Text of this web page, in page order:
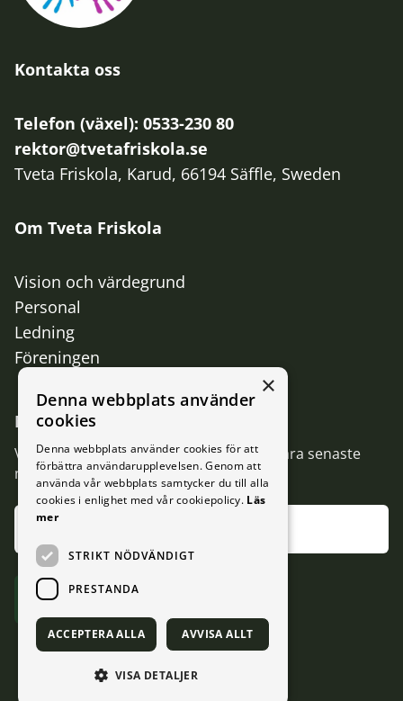
Kontakta oss
Telefon (växel): 0533-230 80
rektor@tvetafriskola.se
Tveta Friskola, Karud, 66194 Säffle, Sweden
Om Tveta Friskola
Vision och värdegrund
Personal
Ledning
Föreningen
Missa inget
Vi vill gärna hålla dig uppdaterad med våra senaste
nyheter och nyttig information
×
Denna webbplats använder
cookies
Denna webbplats använder cookies för att
förbättra användarupplevelsen. Genom att
använda vår webbplats samtycker du till alla
cookies i enlighet med vår cookiepolicy. Läs
mer
STRIKT NÖDVÄNDIGT
PRESTANDA
ACCEPTERA ALLA AVVISA ALLT
VISA DETALJER